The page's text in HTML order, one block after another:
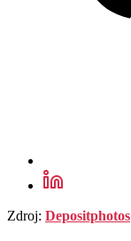
Zdroj: Depositphotos